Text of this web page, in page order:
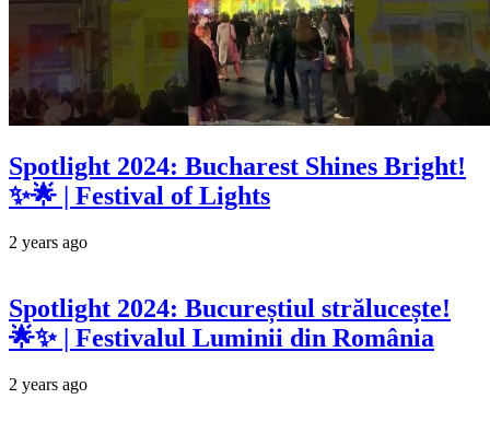
Spotlight 2024: Bucharest Shines Bright!
✨🌟 | Festival of Lights
2 years ago
Spotlight 2024: Bucureștiul strălucește!
🌟✨ | Festivalul Luminii din România
2 years ago